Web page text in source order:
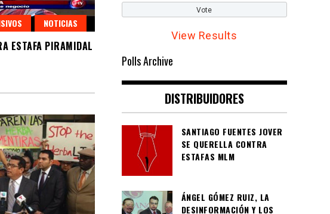
NOTICIAS
ESTAFA PIRAMIDAL
View Results
Polls Archive
DISTRIBUIDORES
SANTIAGO FUENTES JOVER
SE QUERELLA CONTRA
ESTAFAS MLM
ÁNGEL GÓMEZ RUIZ, LA
DESINFORMACIÓN Y LOS